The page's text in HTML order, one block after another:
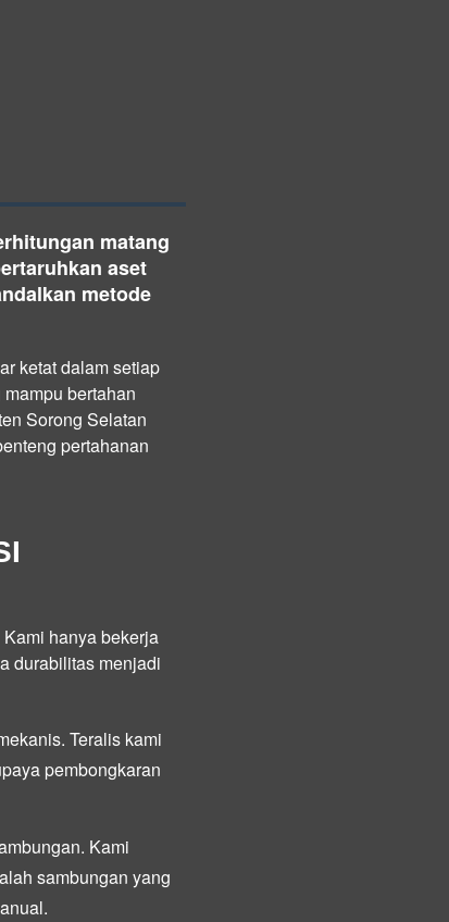
matang
aset
metode
ketat dalam setiap
bertahan
Sorong Selatan
pertahanan
hanya bekerja
durabilitas menjadi
Teralis kami
pembongkaran
Kami
sambungan yang